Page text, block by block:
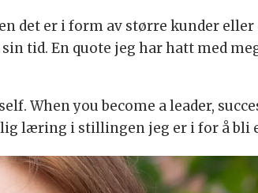
er i form av større kunder eller
tid. En quote jeg har hatt med
When you become a leader,
læring i stillingen jeg er i for å bli